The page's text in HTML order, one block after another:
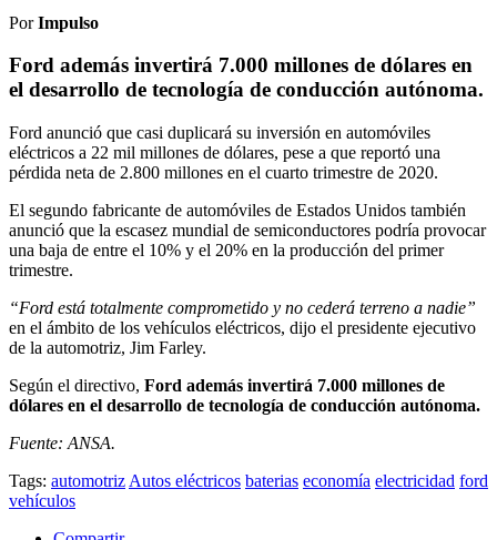
PorImpulso
Ford además invertirá 7.000 millones de dólares en
el desarrollo de tecnología de conducción autónoma.
Ford anunció que casi duplicará su inversión en automóviles
eléctricos a 22 mil millones de dólares, pese a que reportó una
pérdida neta de 2.800 millones en el cuarto trimestre de 2020.
El segundo fabricante de automóviles de Estados Unidos también
anunció que la escasez mundial de semiconductores podría provocar
una baja de entre el 10% y el 20% en la producción del primer
trimestre.
“Ford está totalmente comprometido y no cederá terreno a nadie”
en el ámbito de los vehículos eléctricos, dijo el presidente ejecutivo
de la automotriz, Jim Farley.
Según el directivo, Ford además invertirá 7.000 millones de
dólares en el desarrollo de tecnología de conducción autónoma.
Fuente: ANSA.
Tags: automotriz Autos eléctricos baterias economía electricidad ford
vehículos